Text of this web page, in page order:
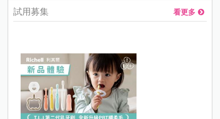
試用募集 看更多